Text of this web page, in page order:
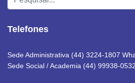
Telefones
Sede Administrativa (44) 3224-1807
Sede Social / Academia (44) 99938-0532